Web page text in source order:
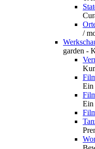
/
garden -
Ein
Ein